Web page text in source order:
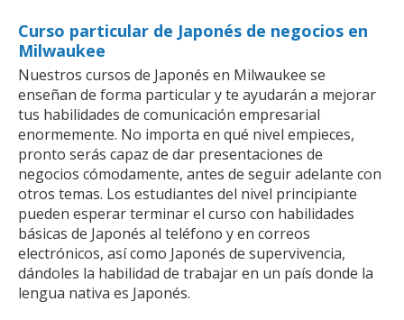
Curso particular de Japonés de negocios en
Milwaukee
Nuestros cursos de Japonés en Milwaukee se
enseñan de forma particular y te ayudarán a mejorar
tus habilidades de comunicación empresarial
enormemente. No importa en qué nivel empieces,
pronto serás capaz de dar presentaciones de
negocios cómodamente, antes de seguir adelante con
otros temas. Los estudiantes del nivel principiante
pueden esperar terminar el curso con habilidades
básicas de Japonés al teléfono y en correos
electrónicos, así como Japonés de supervivencia,
dándoles la habilidad de trabajar en un país donde la
lengua nativa es Japonés.